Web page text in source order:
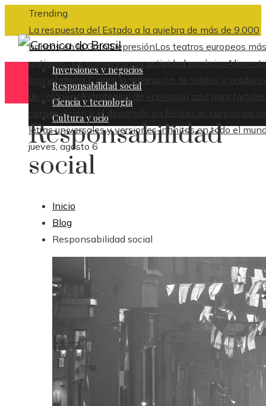
Trending
La respuesta del Estado a la quiebra de más de 9.000
bancos en la Gran DepresiónLos teatros europeos más
antiguos que conservan su actividad escénica
con vitamina C para la reparación de tejidos y
de colágeno Estrategias de economía azul para
conservación y el desarrollo en Belice Las canciones
letras universales y versiones infinitas en todo el
jueves, agosto 6
Inversiones y negocios
Responsabilidad social
Ciencia y tecnología
Cultura y ocio
Responsabilidad
social
Inicio
Blog
Responsabilidad social